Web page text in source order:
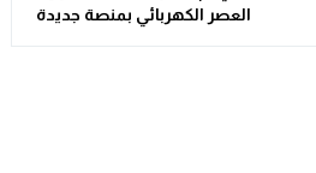
العصر الكهربائي بمنصة جديدة